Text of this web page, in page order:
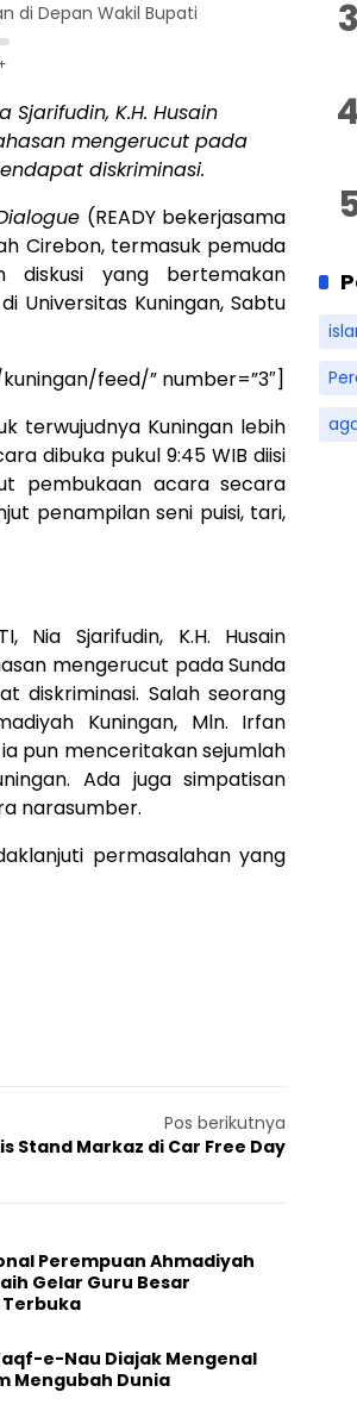
di Depan Wakil Bupati
K.H. Husain
mengerucut pada
diskriminasi.
(READY bekerjasama
Cirebon, termasuk pemuda
diskusi yang bertemakan
Universitas Kuningan, Sabtu
feed/” number=”3″]
terwujudnya Kuningan lebih
dibuka pukul 9:45 WIB diisi
pembukaan acara secara
penampilan seni puisi, tari,
Nia Sjarifudin, K.H. Husain
mengerucut pada Sunda
diskriminasi. Salah seorang
Kuningan, Mln. Irfan
pun menceritakan sejumlah
Ada juga simpatisan
narasumber.
permasalahan yang
Pos berikutnya
Stand Markaz di Car Free Day
Perempuan Ahmadiyah
Gelar Guru Besar
e-Nau Diajak Mengenal
Mengubah Dunia